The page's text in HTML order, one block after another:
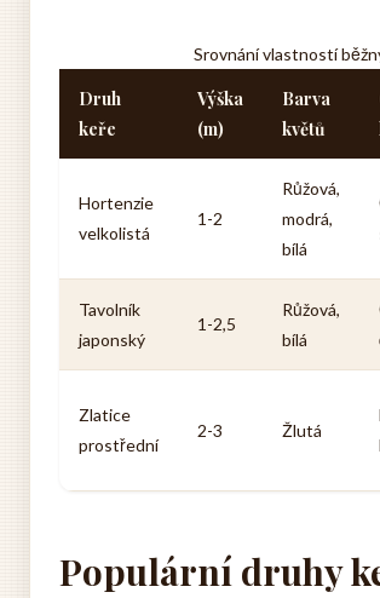
Srovnání vlastností
Druh
keře
Výška
(m)
Barva
květů
Hortenzie
velkolistá
1-2
Růžová,
modrá,
bílá
Tavolník
japonský
1-2,5
Růžová,
bílá
Zlatice
prostřední
2-3 Žlutá
Populární druhy